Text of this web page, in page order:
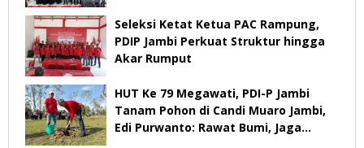
Seleksi Ketat Ketua PAC Rampung,
PDIP Jambi Perkuat Struktur hingga
Akar Rumput
HUT Ke 79 Megawati, PDI-P Jambi
Tanam Pohon di Candi Muaro Jambi,
Edi Purwanto: Rawat Bumi, Jaga